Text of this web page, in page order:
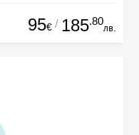
95€ / 185.80
лв.